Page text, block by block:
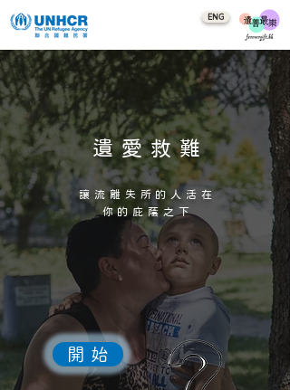
ENG
遺愛救難
讓流離失所的人活在
你的庇蔭之下
開 始